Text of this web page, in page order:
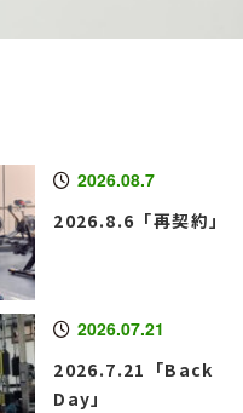
2026.08.7
2026.8.6「再契約」
2026.07.21
2026.7.21「Back
Day」